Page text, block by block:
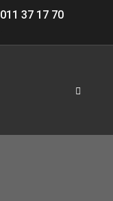
011 37 17 70